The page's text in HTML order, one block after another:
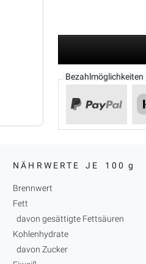
Bezahlmöglichkeiten
NÄHRWERTE JE 100 g
Brennwert
Fett
davon gesättigte Fettsäuren
Kohlenhydrate
davon Zucker